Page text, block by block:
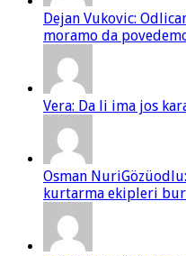
Dejan Vukovic:
moramo da
Vera: Da li ima jos
Osman
kurtarma ekipleri